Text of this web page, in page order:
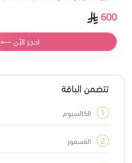
600
احجز الآن ⟵
تتضمن الباقة
1
2